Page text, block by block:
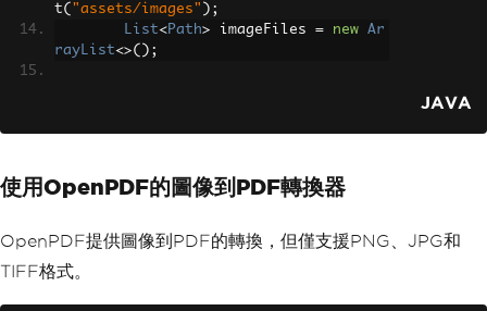
t( "assets/images" );
List<Path> imageFiles = new
Ar
rayList<>();
rectory, "*.{png,jpg}"))
{
                imageFiles
.add(entry
gle PDF document
JAVA
使用OpenPDF的圖像到PDF轉換器
OpenPDF提供圖像到PDF的轉換，但僅支援PNG、JPG和
TIFF格式。